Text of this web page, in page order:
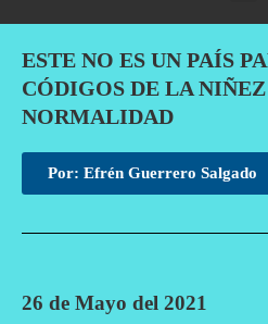
ESTE NO ES UN PAÍS
CÓDIGOS DE LA
NORMALIDAD
Por: Efrén Guerrero Salgado
26 de Mayo del 2021